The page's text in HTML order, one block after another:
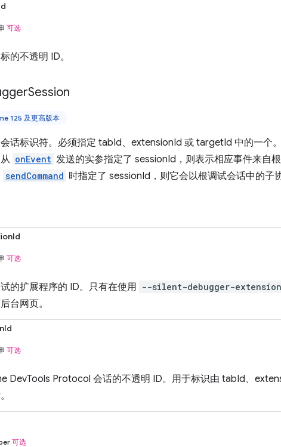
可选
的不透明 ID。
Session
125 及更高版本
话标识符。必须指定 tabId、extensionId 或 targetId 中的一个
onEvent 发送的实参指定了 sessionId，则表示相应事件来自
sendCommand 时指定了 sessionId，则它会以根调试会话中的子
可选
的扩展程序的 ID。只有在使用 --silent-debugger-
台网页。
可选
DevTools Protocol 会话的不透明 ID。用于标识由 tabId、
可选